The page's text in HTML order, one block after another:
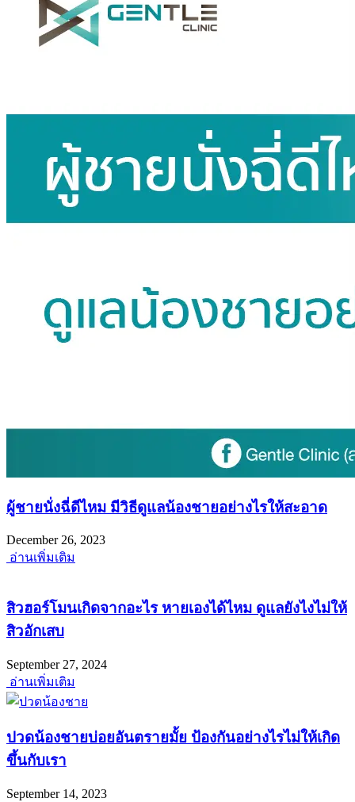
ผู้ชายนั่งฉี่ดีไหม มีวิธีดูแลน้องชายอย่างไรให้สะอาด
December 26, 2023
อ่านเพิ่มเติม
สิวฮอร์โมนเกิดจากอะไร หายเองได้ไหม ดูแลยังไงไม่ให้
สิวอักเสบ
September 27, 2024
อ่านเพิ่มเติม
ปวดน้องชายบ่อยอันตรายมั้ย ป้องกันอย่างไรไม่ให้เกิด
ขึ้นกับเรา
September 14, 2023